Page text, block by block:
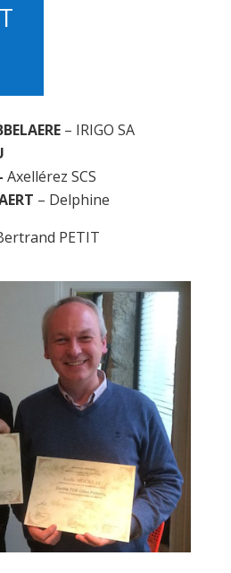
– IRIGO SA
Axellérez SCS
– Delphine
PETIT